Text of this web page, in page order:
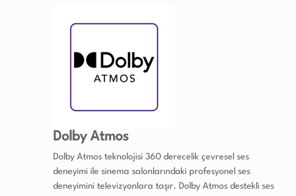
Dolby Atmos
Dolby Atmos teknolojisi 360 derecelik çevresel ses
deneyimi ile sinema salonlarındaki profesyonel ses
deneyimini televizyonlara taşır. Dolby Atmos destekli ses